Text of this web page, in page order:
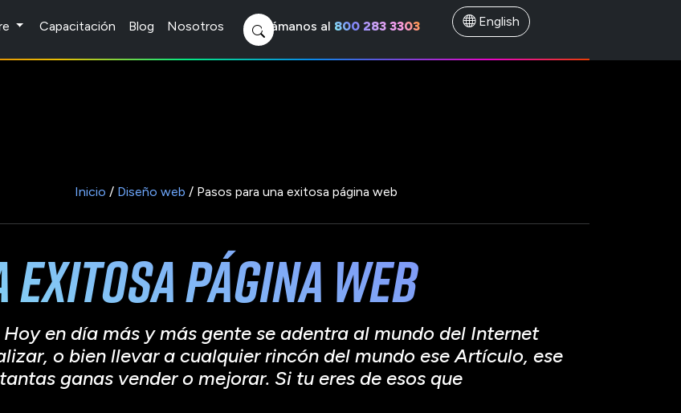
Capacitación Blog Nosotros Llámanos al 800 283 3303 English
Inicio / Diseño web / Pasos para una exitosa página web
exitosa página web
en día más y más gente se adentra al mundo del Internet
o bien llevar a cualquier rincón del mundo ese Artículo, ese
ganas vender o mejorar. Si tu eres de esos que